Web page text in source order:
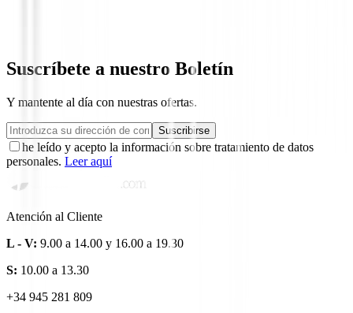
Suscríbete a nuestro Boletín
Y mantente al día con nuestras ofertas.
Suscribirse
he leído y acepto la información sobre tratamiento de datos
personales. Leer aquí
Atención al Cliente
L - V: 9.00 a 14.00 y 16.00 a 19.30
S: 10.00 a 13.30
+34 945 281 809